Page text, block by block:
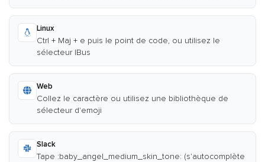
Linux
Ctrl + Maj + e puis le point de code, ou utilisez le
sélecteur IBus
Web
Collez le caractère ou utilisez une bibliothèque de
sélecteur d'emoji
Slack
Tape :baby_angel_medium_skin_tone: (s'autocomplète